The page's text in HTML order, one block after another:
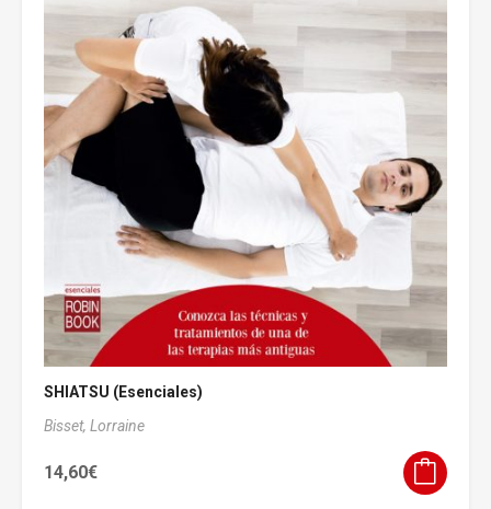
SHIATSU (Esenciales)
Bisset, Lorraine
14,60€